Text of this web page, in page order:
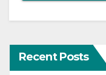
Recent Posts